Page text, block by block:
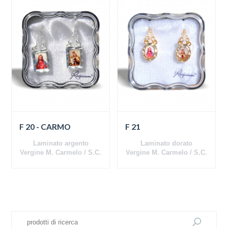
F 20 - CARMO
Laminato argento
Vergine M. Carmelo / S.C.
F 21
Laminato dorato
Vergine M. Carmelo / S.C.